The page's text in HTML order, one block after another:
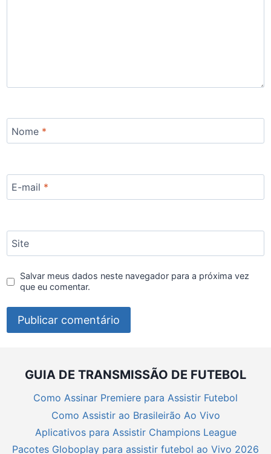
Nome *
E-mail *
Site
Salvar meus dados neste navegador para a próxima vez
que eu comentar.
GUIA DE TRANSMISSÃO DE FUTEBOL
Como Assinar Premiere para Assistir Futebol
Como Assistir ao Brasileirão Ao Vivo
Aplicativos para Assistir Champions League
Pacotes Globoplay para assistir futebol ao Vivo 2026